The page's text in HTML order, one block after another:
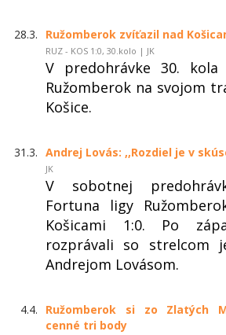
28.3. Ružomberok zvíťazil nad
RUZ - KOS 1:0, 30.kolo | JK
V predohrávke 30.
Ružomberok na svojom
Košice.
31.3. Andrej Lovás: ,,Rozdiel je v
JK
V sobotnej
Fortuna ligy
Košicami 1:0. Po
rozprávali so strelcom
Andrejom Lovásom.
4.4.
Ružomberok si zo Zlatých
cenné tri body